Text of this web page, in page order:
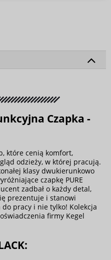
Czapka -
które cenią komfort,
odzieży, w której pracują.
klasy dwukierunkowo
czapkę PURE
zadbał o każdy detal,
prezentuje i stanowi
pracy i nie tylko! Kolekcja
firmy Kegel